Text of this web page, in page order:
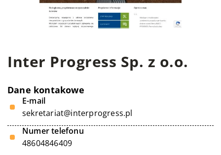
Inter Progress Sp. z o.o.
Dane kontakowe
E-mail
sekretariat@interprogress.pl
Numer telefonu
48604846409